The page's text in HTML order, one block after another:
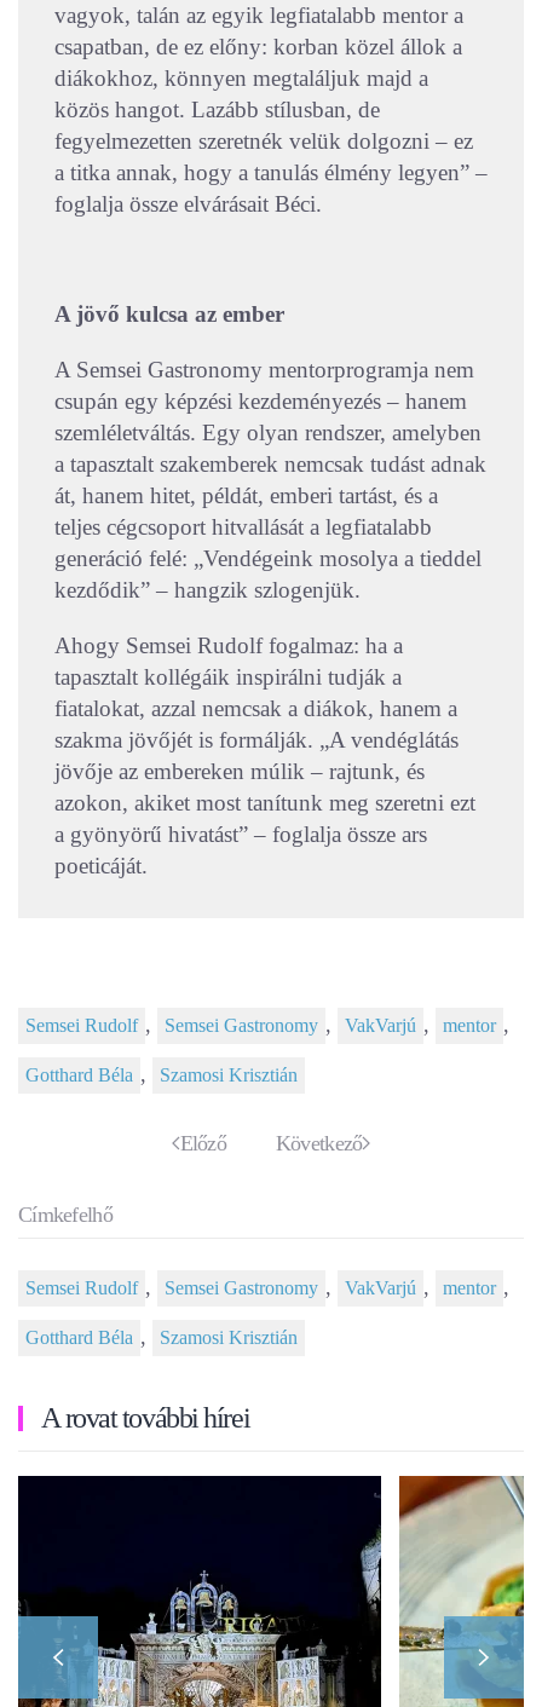
vagyok, talán az egyik legfiatalabb mentor a
csapatban, de ez előny: korban közel állok a
diákokhoz, könnyen megtaláljuk majd a
közös hangot. Lazább stílusban, de
fegyelmezetten szeretnék velük dolgozni – ez
a titka annak, hogy a tanulás élmény legyen” –
foglalja össze elvárásait Béci.
A jövő kulcsa az ember
A Semsei Gastronomy mentorprogramja nem
csupán egy képzési kezdeményezés – hanem
szemléletváltás. Egy olyan rendszer, amelyben
a tapasztalt szakemberek nemcsak tudást adnak
át, hanem hitet, példát, emberi tartást, és a
teljes cégcsoport hitvallását a legfiatalabb
generáció felé: „Vendégeink mosolya a tieddel
kezdődik” – hangzik szlogenjük.
Ahogy Semsei Rudolf fogalmaz: ha a
tapasztalt kollégáik inspirálni tudják a
fiatalokat, azzal nemcsak a diákok, hanem a
szakma jövőjét is formálják. „A vendéglátás
jövője az embereken múlik – rajtunk, és
azokon, akiket most tanítunk meg szeretni ezt
a gyönyörű hivatást” – foglalja össze ars
poeticáját.
Semsei Rudolf , Semsei Gastronomy , VakVarjú , mentor ,
Gotthard Béla , Szamosi Krisztián
Előző Következő
Címkefelhő
Semsei Rudolf , Semsei Gastronomy , VakVarjú , mentor ,
Gotthard Béla , Szamosi Krisztián
A rovat további hírei